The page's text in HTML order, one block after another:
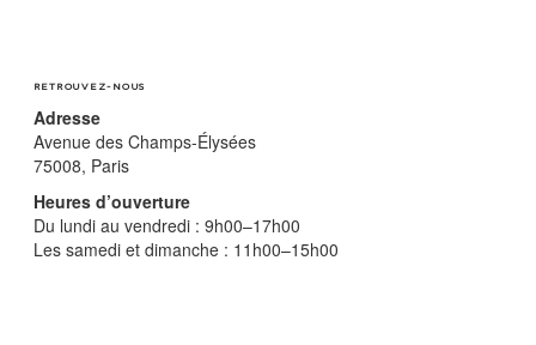
RETROUVEZ-NOUS
Adresse
Avenue des Champs-Élysées
75008, Paris
Heures d’ouverture
Du lundi au vendredi : 9h00–17h00
Les samedi et dimanche : 11h00–15h00